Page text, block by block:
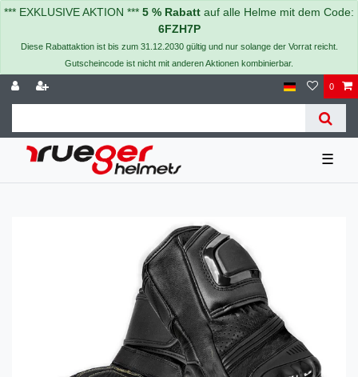
*** EXKLUSIVE AKTION *** 5 % Rabatt auf alle Helme mit dem Code:
6FZH7P
Diese Rabattaktion ist bis zum 31.12.2030 gültig und nur solange der Vorrat reicht.
Gutscheincode ist nicht mit anderen Aktionen kombinierbar.
0
☰